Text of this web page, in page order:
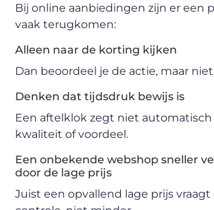
Bij online aanbiedingen zijn er een
vaak terugkomen:
Alleen naar de korting kijken
Dan beoordeel je de actie, maar
Denken dat tijdsdruk bewijs is
Een aftelklok zegt niet automatisch
kwaliteit of voordeel.
Een onbekende webshop sneller
door de lage prijs
Juist een opvallend lage prijs